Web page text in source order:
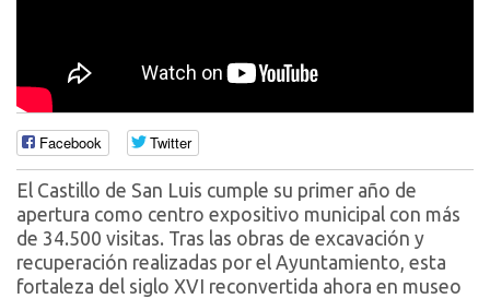
Facebook Twitter
El Castillo de San Luis cumple su primer año de
apertura como centro expositivo municipal con más
de 34.500 visitas. Tras las obras de excavación y
recuperación realizadas por el Ayuntamiento, esta
fortaleza del siglo XVI reconvertida ahora en museo